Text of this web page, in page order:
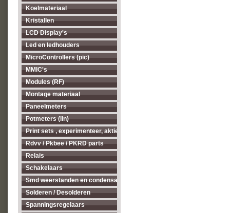
Koelmateriaal
Kristallen
LCD Display's
Led en ledhouders
MicroControllers (pic)
MMIC's
Modules (RF)
Montage materiaal
Paneelmeters
Potmeters (lin)
Print sets , experimenteer, aktieve antenne's enz...
Rdvv / Pkbee / PKRD parts
Relais
Schakelaars
Smd weerstanden en condensatoren
Solderen / Desolderen
Spanningsregelaars